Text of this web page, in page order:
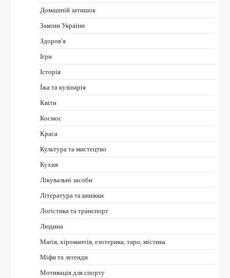
Домашній затишок
Закони України
Здоров'я
Ігри
Історія
Їжа та кулінарія
Квіти
Космос
Краса
Культура та мистецтво
Кухня
Лікувальні засоби
Література та книжки
Логістика та транспорт
Людина
Магія, хіромантія, езотерика, таро, містика
Міфи та легенди
Мотивація для спорту